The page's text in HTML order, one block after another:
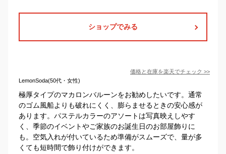
ショップでみる
価格と在庫を楽天でチェック >>
LemonSoda(50代・女性)
極厚タイプのマカロンバルーンをお勧めしたいです。通常
のゴム風船よりも破れにくく、膨らませるときの安心感が
あります。パステルカラーのアソートは写真映えしやす
く、季節のイベントやご家族のお誕生日のお部屋飾りに
も。空気入れが付いているため準備がスムーズで、量が多
くても短時間で飾り付けができます。